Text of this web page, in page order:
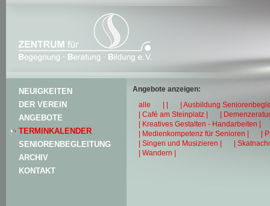
NEUIGKEITEN
DER VEREIN
ANGEBOTE
TERMINKALENDER
SENIORENBEGLEITUNG
ARCHIV
KONTAKT
Angebote anzeigen:
alle
| |
| Ausbildung
| Café am Steinplatz |
|
| Kreatives Gestalten - Handarbeiten |
| Medienkompetenz für Senioren |
|
| Singen und Musizieren |
|
| Wandern |